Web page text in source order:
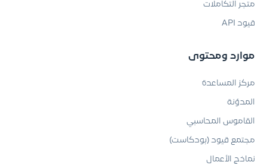
متجر التكاملات
قيود API
موارد ومحتوى
مركز المساعدة
المدوّنة
القاموس المحاسبي
مجتمع قيود (بودكاست)
نماذج الأعمال